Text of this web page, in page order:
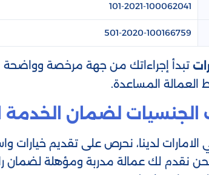
101-2021-100062041
501-2020-100166759
تبدأ إجراءاتك من جهة مرخصة وواضحة
العمالة المساعدة.
لضمان الخدمة
الامارات لدينا، نحرص على تقديم
نحن نقدم لك عمالة مدربة ومؤهلة لضمان